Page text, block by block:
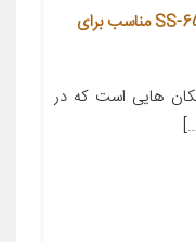
کفپوش سه بعدی خودرو مکس مدل SS-65 مناسب برای
هایی است که در